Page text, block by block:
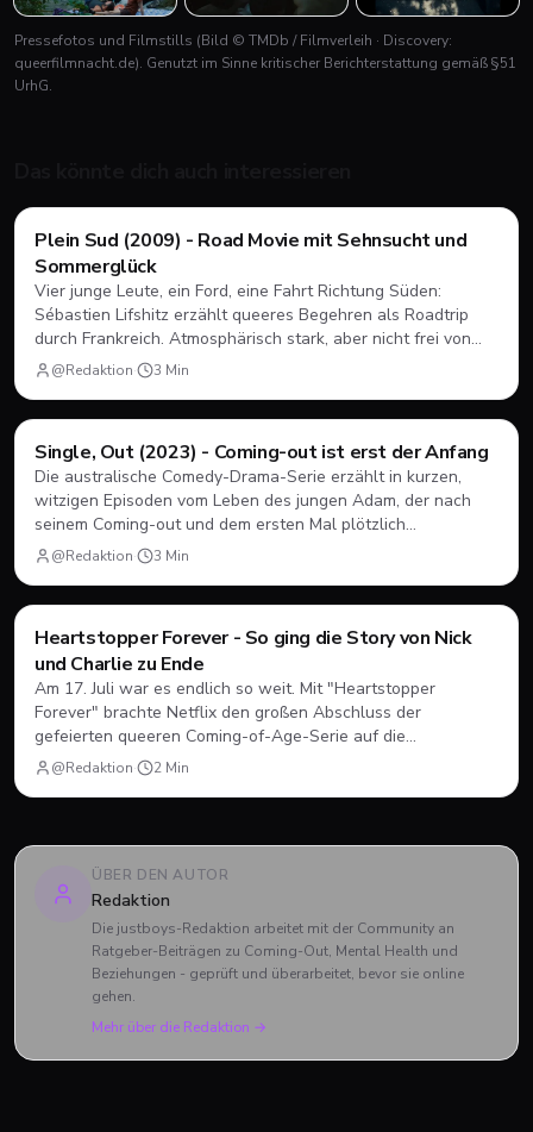
+2
Pressefotos und Filmstills (Bild © TMDb / Filmverleih · Discovery:
queerfilmnacht.de). Genutzt im Sinne kritischer Berichterstattung gemäß §51
UrhG.
Filme & Serien
Plein Sud (2009) - Road Movie mit Sehnsucht und
Sommerglück
Vier junge Leute, ein Ford, eine Fahrt Richtung Süden:
Sébastien Lifshitz erzählt queeres Begehren als Roadtrip
durch Frankreich. Atmosphärisch stark, aber nicht frei von
Längen.
@Redaktion· 3 Min
Filme & Serien
Single, Out (2023) - Coming-out ist erst der Anfang
Die australische Comedy-Drama-Serie erzählt in kurzen,
witzigen Episoden vom Leben des jungen Adam, der nach
seinem Coming-out und dem ersten Mal plötzlich
herausfinden muss, wie Dating, Freundschaft und Familie
@Redaktion· 3 Min
Filme & Serien
Heartstopper Forever - So ging die Story von Nick
und Charlie zu Ende
Am 17. Juli war es endlich so weit. Mit "Heartstopper
Forever" brachte Netflix den großen Abschluss der
gefeierten queeren Coming-of-Age-Serie auf die
Bildschirme. Statt einer vierten Staffel gab es diesmal einen
@Redaktion· 2 Min
ÜBER DEN AUTOR
Redaktion
Die justboys-Redaktion arbeitet mit der Community an
Ratgeber-Beiträgen zu Coming-Out, Mental Health und
Beziehungen - geprüft und überarbeitet, bevor sie online
gehen.
Mehr über die Redaktion →